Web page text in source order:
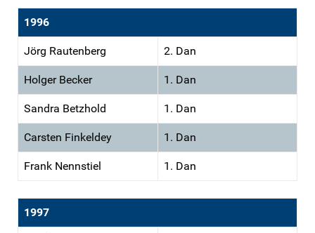
1996
Jörg Rautenberg 2. Dan
Holger Becker 1. Dan
Sandra Betzhold 1. Dan
Carsten Finkeldey 1. Dan
Frank Nennstiel 1. Dan
1997